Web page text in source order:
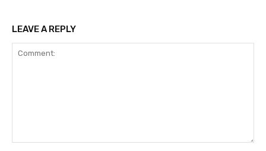
LEAVE A REPLY